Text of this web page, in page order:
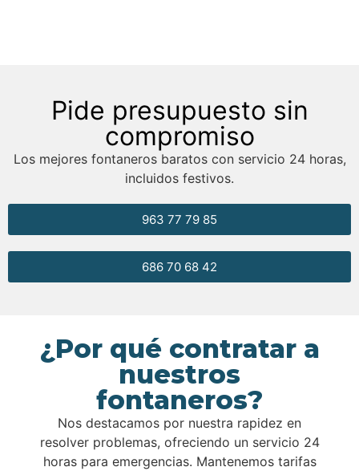
Pide presupuesto sin
compromiso
Los mejores fontaneros baratos con servicio 24 horas,
incluidos festivos.
686 70 68 42
963 77 79 85
¿Por qué contratar a
nuestros
fontaneros?
Nos destacamos por nuestra rapidez en
resolver problemas, ofreciendo un servicio 24
horas para emergencias. Mantenemos tarifas